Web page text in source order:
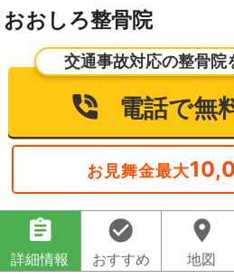
おおしろ整骨院
交通事故対応の整骨院
電話で無
お見舞金最大
assignment
詳細情報
check_circle
おすすめ
location_on
地図